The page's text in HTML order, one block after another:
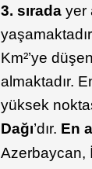
3. sırada yer
Km²’ye
almaktadır.
yüksek
Dağı’dır. En
Azerbaycan,